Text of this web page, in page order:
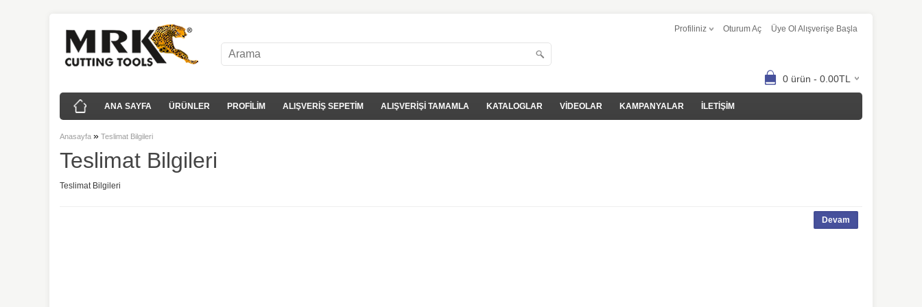
Profiliniz Oturum Aç Üye Ol Alışverişe Başla
0 ürün - 0.00TL
ANA SAYFA ÜRÜNLER PROFİLİM ALIŞVERİŞ SEPETİM ALIŞVERİŞİ TAMAMLA KATALOGLAR VİDEOLAR KAMPANYALAR İLETİŞİM
Anasayfa » Teslimat Bilgileri
Teslimat Bilgileri
Teslimat Bilgileri
Devam